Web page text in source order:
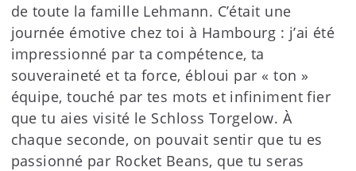
de toute la famille Lehmann. C’était une
journée émotive chez toi à Hambourg : j’ai été
impressionné par ta compétence, ta
souveraineté et ta force, ébloui par « ton »
équipe, touché par tes mots et infiniment fier
que tu aies visité le Schloss Torgelow. À
chaque seconde, on pouvait sentir que tu es
passionné par Rocket Beans, que tu seras